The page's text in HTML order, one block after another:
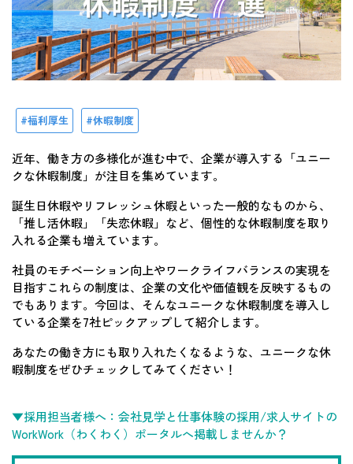
福利厚生 休暇制度
近年、働き方の多様化が進む中で、企業が導入する「ユニー
クな休暇制度」が注目を集めています。
誕生日休暇やリフレッシュ休暇といった一般的なものから、
「推し活休暇」「失恋休暇」など、個性的な休暇制度を取り
入れる企業も増えています。
社員のモチベーション向上やワークライフバランスの実現を
目指すこれらの制度は、企業の文化や価値観を反映するもの
でもあります。今回は、そんなユニークな休暇制度を導入し
ている企業を7社ピックアップして紹介します。
あなたの働き方にも取り入れたくなるような、ユニークな休
暇制度をぜひチェックしてみてください！
▼採用担当者様へ：会社見学と仕事体験の採用/求人サイトの
WorkWork（わくわく）ポータルへ掲載しませんか？